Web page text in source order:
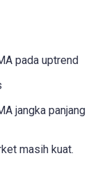
pada uptrend
jangka panjang
masih kuat.